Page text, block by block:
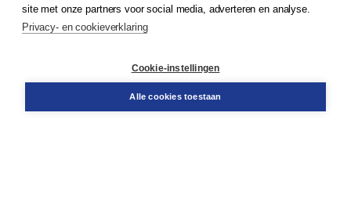
Service & informatie
Contact
site met onze partners voor social media, adverteren en analyse.
Privacy- en cookieverklaring
Cookie-instellingen
Alle cookies toestaan